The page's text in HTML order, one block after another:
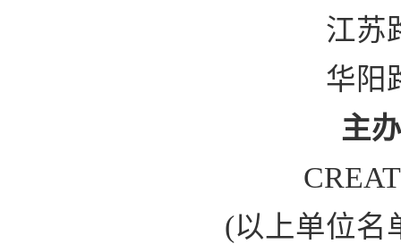
江苏
华阳
主
(以上单位名